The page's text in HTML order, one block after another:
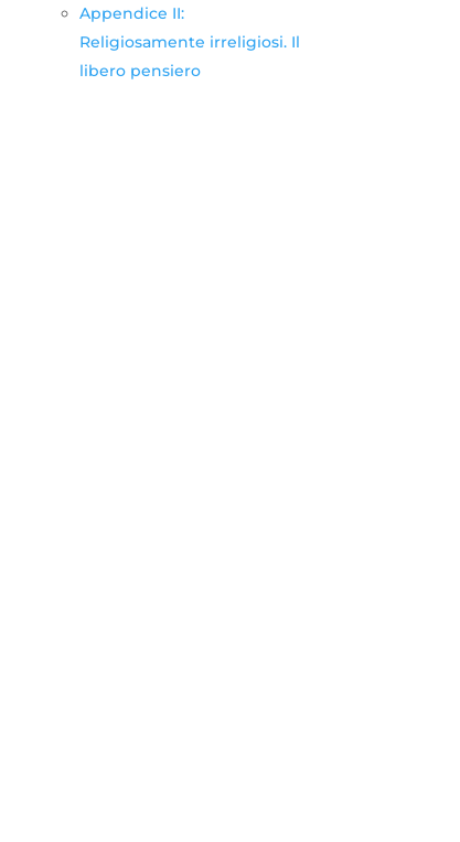
Appendice II:
Religiosamente irreligiosi. Il
libero pensiero